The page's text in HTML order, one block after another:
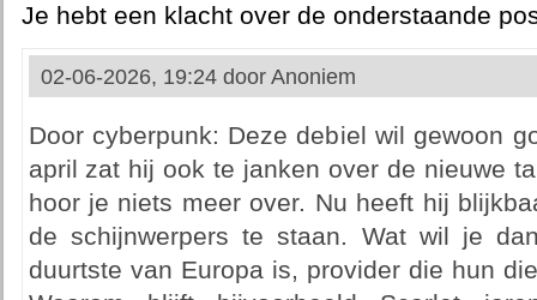
Je hebt een klacht over de onderstaande
02-06-2026, 19:24 door Anoniem
Door cyberpunk: Deze debiel wil gewoon
april zat hij ook te janken over de nieuwe
hoor je niets meer over. Nu heeft hij
de schijnwerpers te staan. Wat wil je
duurtste van Europa is, provider die hun